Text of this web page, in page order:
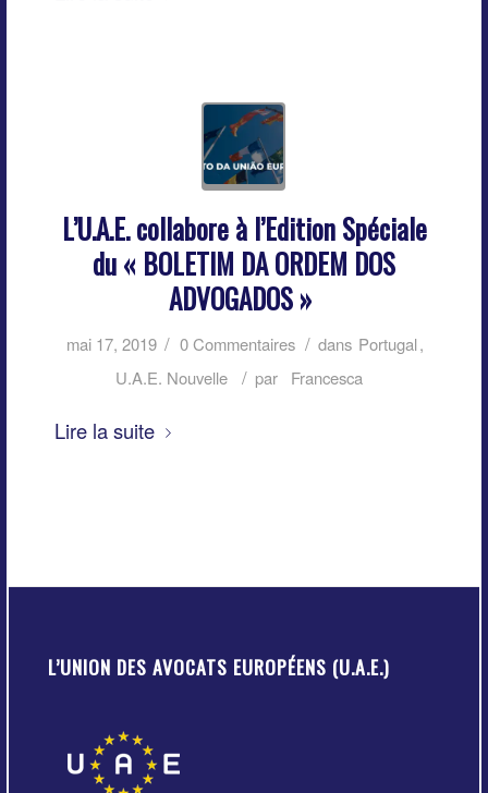
L’U.A.E. collabore à l’Edition Spéciale
du « BOLETIM DA ORDEM DOS
ADVOGADOS »
mai 17, 2019 / 0 Commentaires / dans Portugal,
U.A.E. Nouvelle
/ par Francesca
Lire la suite
L’UNION DES AVOCATS EUROPÉENS (U.A.E.)